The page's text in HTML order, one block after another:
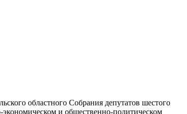
областного Собрания депутатов шестого
и общественно-политическом